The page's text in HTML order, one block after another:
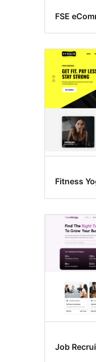
FSE
Fitness
Job